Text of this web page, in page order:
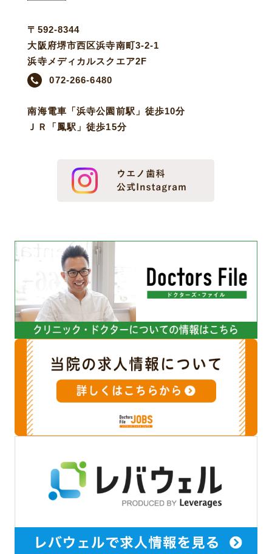
〒592-8344
大阪府堺市西区浜寺南町3-2-1
浜寺メディカルスクエア2F
072-266-6480
南海電車「浜寺公園前駅」徒歩10分
ＪＲ「鳳駅」徒歩15分